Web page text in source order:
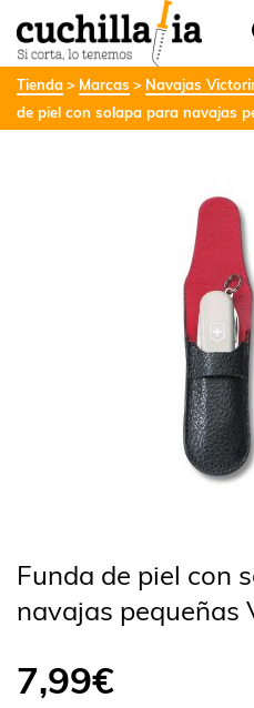
Tienda Marcas Navajas
de piel con solapa para navajas
Funda de piel con
navajas pequeñas
7,99€